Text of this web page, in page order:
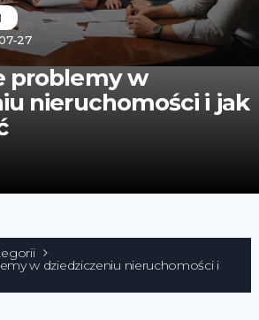
27
problemy w
nieruchomości i jak
w dziedziczeniu nieruchomości i